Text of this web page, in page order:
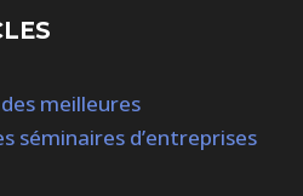
meilleures
séminaires d’entreprises